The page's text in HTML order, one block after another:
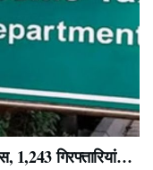
1,243 गिरफ्तारियां…